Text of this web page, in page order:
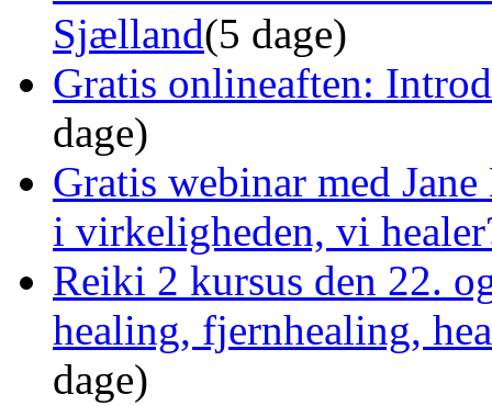
Sjælland(5 dage)
Gratis onlineaften:
dage)
Gratis webinar med
i virkeligheden, vi
Reiki 2 kursus den 22.
healing, fjernhealing,
dage)